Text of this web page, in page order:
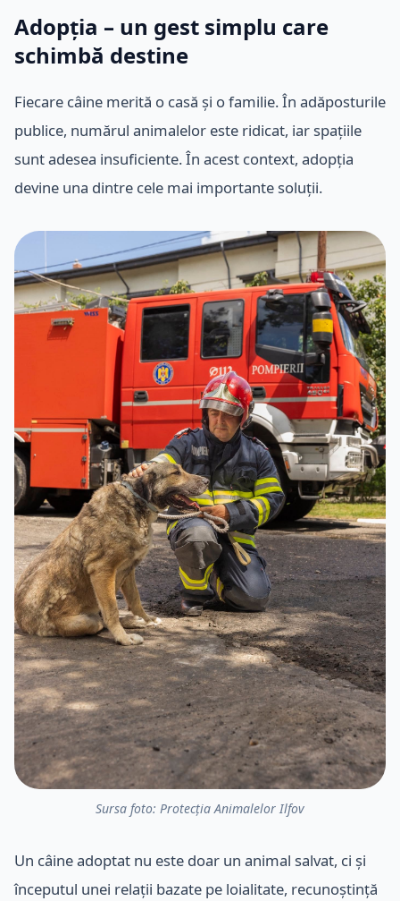
Adopția – un gest simplu care
schimbă destine
Fiecare câine merită o casă și o familie. În adăposturile
publice, numărul animalelor este ridicat, iar spațiile
sunt adesea insuficiente. În acest context, adopția
devine una dintre cele mai importante soluții.
Sursa foto: Protecția Animalelor Ilfov
Un câine adoptat nu este doar un animal salvat, ci și
începutul unei relații bazate pe loialitate, recunoștință